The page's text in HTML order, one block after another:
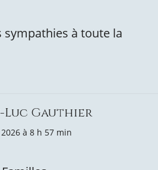
sympathies à toute la
Luc Gauthier
à 8 h 57 min